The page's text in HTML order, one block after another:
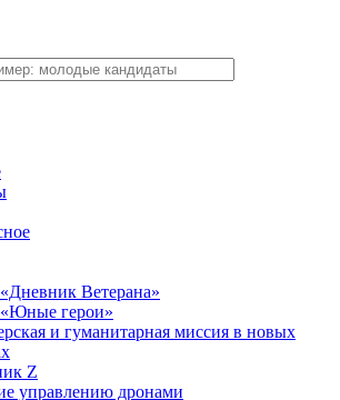
Ветерана»
герои»
и гуманитарная миссия в новых
Z
управлению дронами